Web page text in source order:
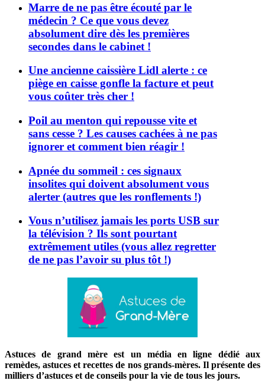
Marre de ne pas être écouté par le
médecin ? Ce que vous devez
absolument dire dès les premières
secondes dans le cabinet !
Une ancienne caissière Lidl alerte : ce
piège en caisse gonfle la facture et peut
vous coûter très cher !
Poil au menton qui repousse vite et
sans cesse ? Les causes cachées à ne pas
ignorer et comment bien réagir !
Apnée du sommeil : ces signaux
insolites qui doivent absolument vous
alerter (autres que les ronflements !)
Vous n’utilisez jamais les ports USB sur
la télévision ? Ils sont pourtant
extrêmement utiles (vous allez regretter
de ne pas l’avoir su plus tôt !)
Astuces de grand mère est un média en ligne dédié aux
remèdes, astuces et recettes de nos grands-mères. Il présente des
milliers d’astuces et de conseils pour la vie de tous les jours.